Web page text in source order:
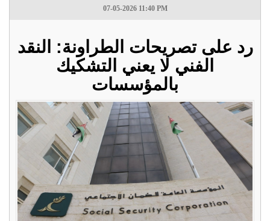
07-05-2026 11:40 PM
رد على تصريحات الطراونة: النقد
الفني لا يعني التشكيك
بالمؤسسات